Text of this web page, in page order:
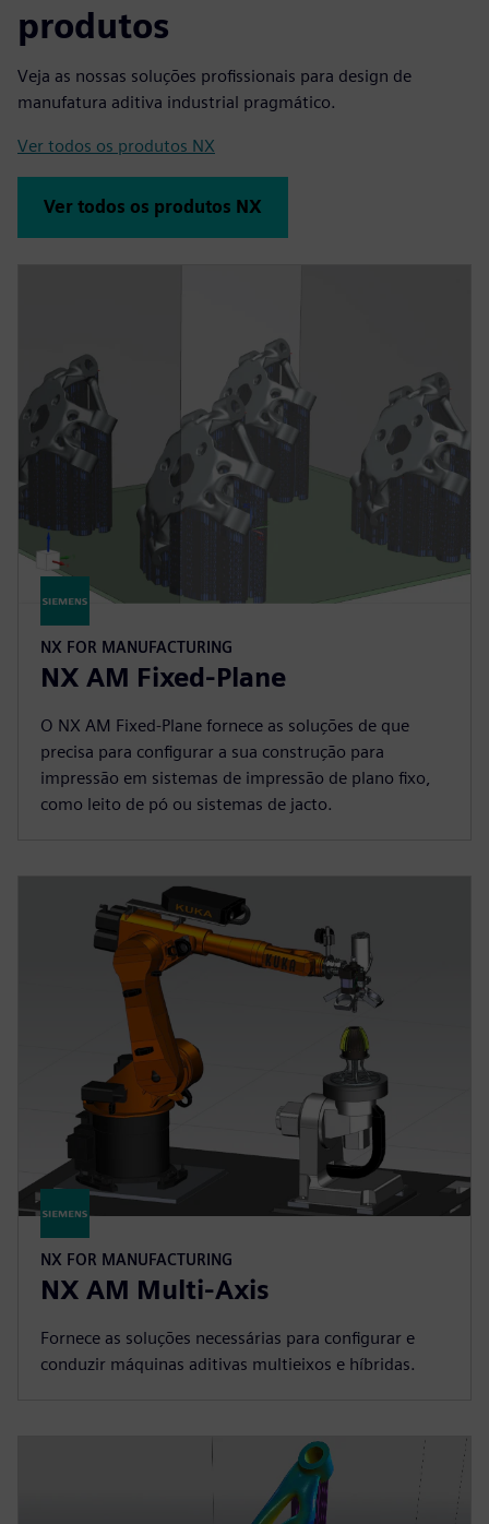
produtos
Veja as nossas soluções profissionais para design de
manufatura aditiva industrial pragmático.
Ver todos os produtos NX
Ver todos os produtos NX
NX FOR MANUFACTURING
NX AM Fixed-Plane
O NX AM Fixed-Plane fornece as soluções de que
precisa para configurar a sua construção para
impressão em sistemas de impressão de plano fixo,
como leito de pó ou sistemas de jacto.
NX FOR MANUFACTURING
NX AM Multi-Axis
Fornece as soluções necessárias para configurar e
conduzir máquinas aditivas multieixos e híbridas.